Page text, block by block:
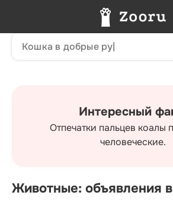
Интересный
Отпечатки пальцев коалы
человеческие.
Животные: объявления